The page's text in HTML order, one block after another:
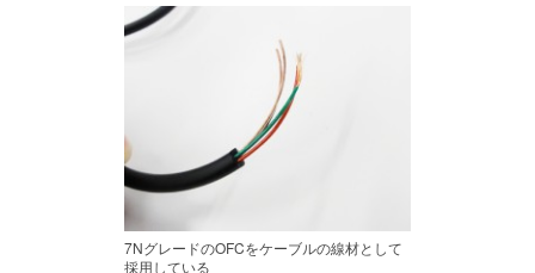
7NグレードのOFCをケーブルの線材として
採用している